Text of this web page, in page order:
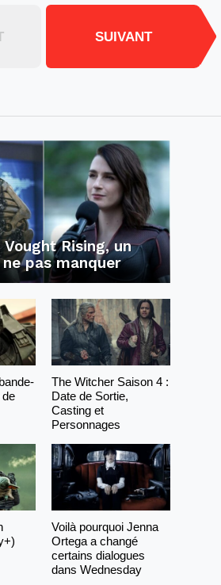
SUIVANT
Vought Rising, un
pas manquer
de
The Witcher Saison 4 :
Date de Sortie,
Casting et
Personnages
Voilà pourquoi Jenna
Ortega a changé
certains dialogues
dans Wednesday